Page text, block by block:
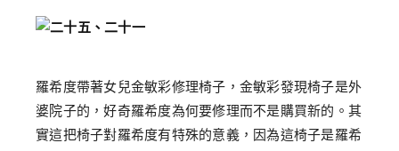
羅希度帶著女兒金敏彩修理椅子，金敏彩發現椅子是外
婆院子的，好奇羅希度為何要修理而不是購買新的。其
實這把椅子對羅希度有特殊的意義，因為這椅子是羅希